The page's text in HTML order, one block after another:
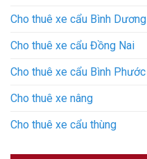
Cho thuê xe cẩu Bình Dương
Cho thuê xe cẩu Đồng Nai
Cho thuê xe cẩu Bình Phước
Cho thuê xe nâng
Cho thuê xe cẩu thùng